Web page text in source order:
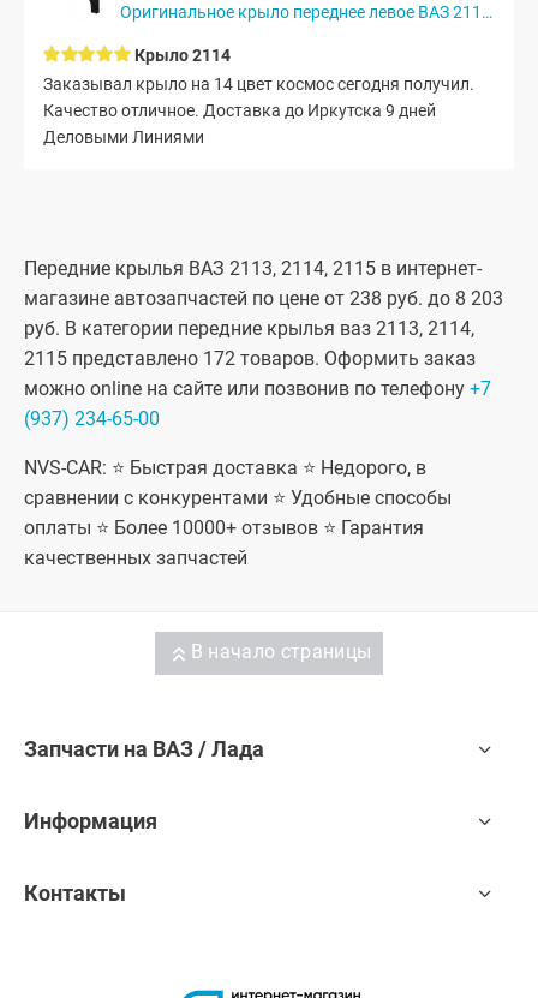
Оригинальное крыло переднее левое ВАЗ 2113, 2114, 2115 (Космос...
Крыло 2114
Заказывал крыло на 14 цвет космос сегодня получил.
Качество отличное. Доставка до Иркутска 9 дней
Деловыми Линиями
Передние крылья ВАЗ 2113, 2114, 2115 в интернет-
магазине автозапчастей по цене от 238 руб. до 8 203
руб. В категории передние крылья ваз 2113, 2114,
2115 представлено 172 товаров. Оформить заказ
можно online на сайте или позвонив по телефону +7
(937) 234-65-00
NVS-CAR: ⭐ Быстрая доставка ⭐ Недорого, в
сравнении с конкурентами ⭐ Удобные способы
оплаты ⭐ Более 10000+ отзывов ⭐ Гарантия
качественных запчастей
В начало страницы
Запчасти на ВАЗ / Лада
Информация
Контакты